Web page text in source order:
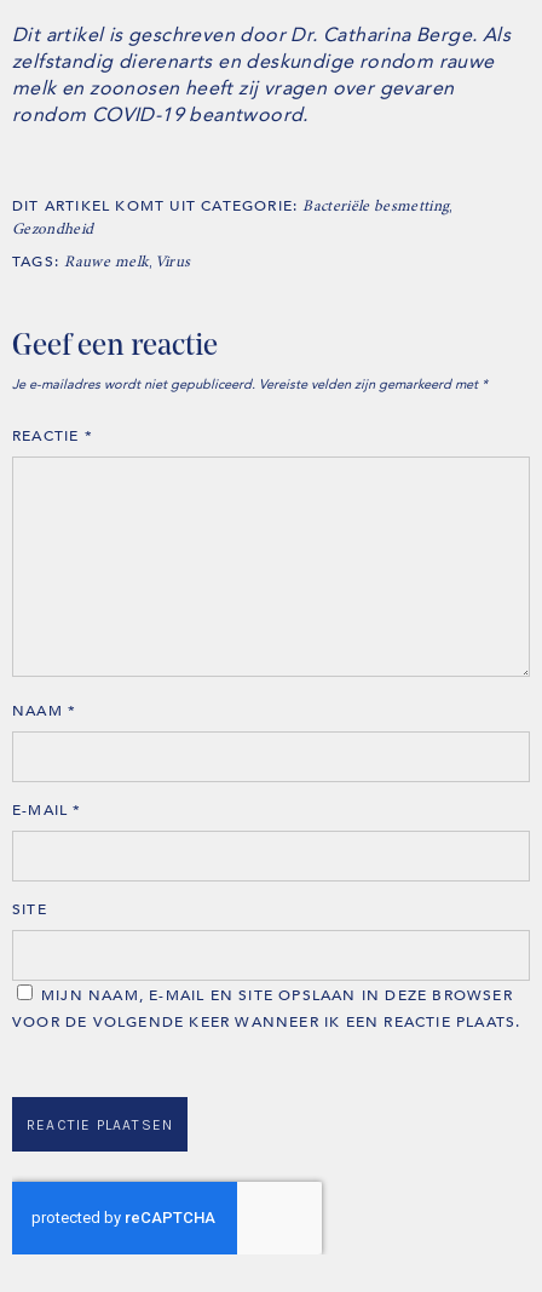
Dit artikel is geschreven door Dr. Catharina Berge. Als
zelfstandig dierenarts en deskundige rondom rauwe
melk en zoonosen heeft zij vragen over gevaren
rondom COVID-19 beantwoord.
DIT ARTIKEL KOMT UIT CATEGORIE:Bacteriële besmetting,
Gezondheid
TAGS:Rauwe melk, Virus
Geef een reactie
Je e-mailadres wordt niet gepubliceerd. Vereiste velden zijn gemarkeerd met *
REACTIE *
NAAM *
E-MAIL*
SITE
MIJN NAAM, E-MAIL EN SITE OPSLAAN IN DEZE BROWSER
VOOR DE VOLGENDE KEER WANNEER IK EEN REACTIE PLAATS.